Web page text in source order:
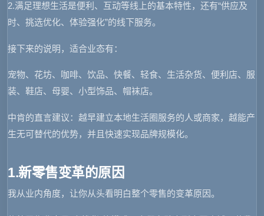
2.满足理想生活是便利、互动等线上的基本特性，还有“供应及
时、挑选优化、体验强化”的线下服务。
接下来的说明，适合业态有：
宠物、花坊、咖啡、饮品、快餐、轻食、生活杂货、便利店、服
装、鞋店、母婴、小型饰品、帽袜店。
中肯的直言建议： 越早建立本地生活圈服务的人或商家，越能产
生无可替代的优势，并且快速实现品牌规模化。
1.新零售变革的原因
我从业内角度，让你从头看明白整个零售的变革原因。